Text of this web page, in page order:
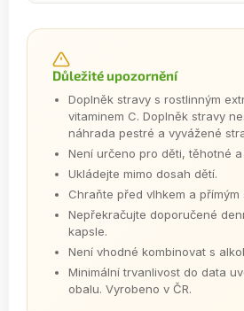
Důležité upozornění
Doplněk stravy s rostlinným
vitaminem C. Doplněk stravy
náhrada pestré a vyvážené
Není určeno pro děti, těhotné
Ukládejte mimo dosah dětí.
Chraňte před vlhkem a přímým
Nepřekračujte doporučené
kapsle.
Není vhodné kombinovat s
Minimální trvanlivost do data
obalu. Vyrobeno v ČR.